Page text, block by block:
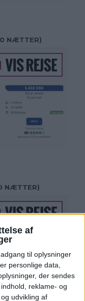
af
til oplysninger
personlige data,
der sendes
reklame- og
udvikling af
NÆTTER)
NÆTTER)